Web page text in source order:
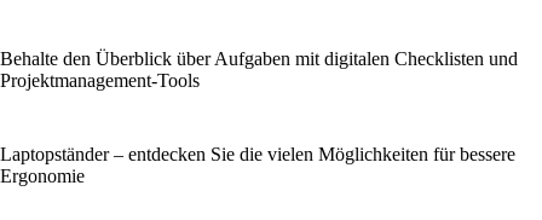
Behalte den Überblick über Aufgaben mit digitalen Checklisten und
Projektmanagement-Tools
Laptopständer – entdecken Sie die vielen Möglichkeiten für bessere
Ergonomie